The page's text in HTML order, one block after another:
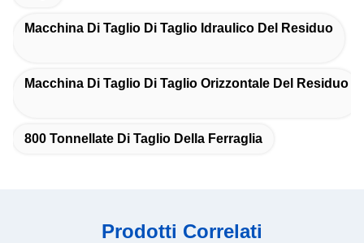
Macchina Di Taglio Di Taglio Idraulico Del Residuo
Macchina Di Taglio Di Taglio Orizzontale Del Residuo
800 Tonnellate Di Taglio Della Ferraglia
Prodotti Correlati